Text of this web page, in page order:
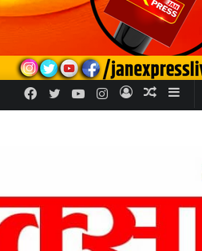
Random
Log
Instagram
YouTube
Twitter
Facebook